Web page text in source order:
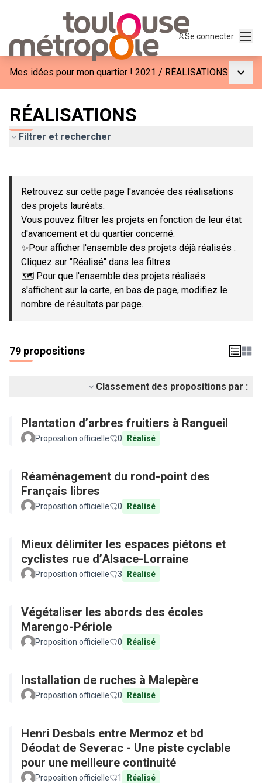
Se connecter
Mes idées pour mon quartier ! 2021 / RÉALISATIONS
RÉALISATIONS
Filtrer et rechercher
−
Retrouvez sur cette page l'avancée des réalisations
des projets lauréats.
Vous pouvez filtrer les projets en fonction de leur état
d'avancement et du quartier concerné.
✨Pour afficher l'ensemble des projets déjà réalisés :
Cliquez sur "Réalisé" dans les filtres
🗺️ Pour que l'ensemble des projets réalisés
s'affichent sur la carte, en bas de page, modifiez le
nombre de résultats par page.
79 propositions
Classement des propositions par :
Plantation d’arbres fruitiers à Rangueil
Proposition officielle 0 Réalisé
Réaménagement du rond-point des
Français libres
Proposition officielle 0 Réalisé
Mieux délimiter les espaces piétons et
cyclistes rue d’Alsace-Lorraine
Proposition officielle 3 Réalisé
Végétaliser les abords des écoles
Marengo-Périole
Proposition officielle 0 Réalisé
Installation de ruches à Malepère
Proposition officielle 0 Réalisé
Henri Desbals entre Mermoz et bd
Déodat de Severac - Une piste cyclable
pour une meilleure continuité
Proposition officielle 1 Réalisé